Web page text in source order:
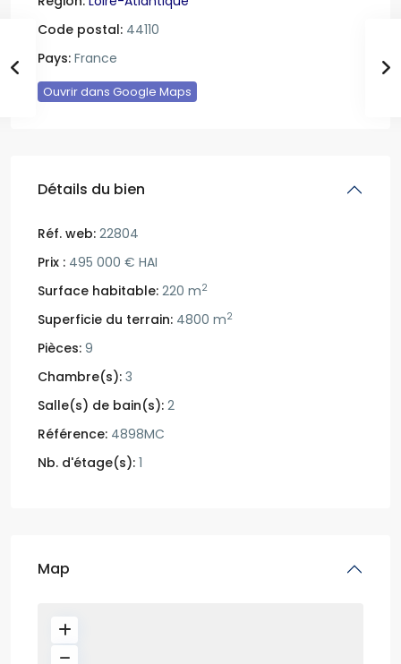
Code postal: 44110
Pays: France
Ouvrir dans Google Maps
Détails du bien
Réf. web: 22804
Prix : 495 000 € HAI
Surface habitable: 220 m2
Superficie du terrain: 4800 m2
Pièces: 9
Chambre(s): 3
Salle(s) de bain(s): 2
Référence: 4898MC
Nb. d'étage(s): 1
Map